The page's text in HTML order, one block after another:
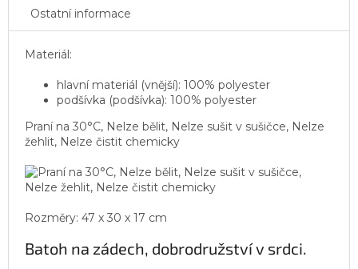
Ostatní informace
Materiál:
hlavní materiál (vnější): 100% polyester
podšívka (podšívka): 100% polyester
Praní na 30°C, Nelze bělit, Nelze sušit v sušičce, Nelze
žehlit, Nelze čistit chemicky
Rozměry: 47 x 30 x 17 cm
Batoh na zádech, dobrodružství v srdci.